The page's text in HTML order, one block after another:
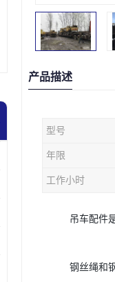
产品描述
型号
年限
工作小时
吊车配件
钢丝绳和